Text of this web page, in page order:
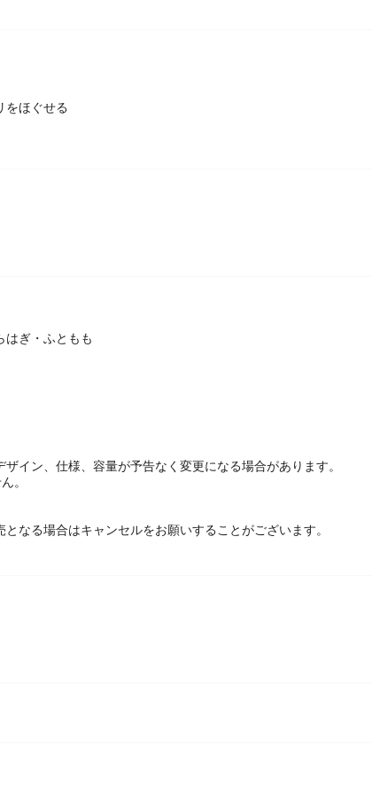
ほぐせる
ぎ・ふともも
イン、仕様、容量が予告なく変更になる場合があります。
。
なる場合はキャンセルをお願いすることがございます。